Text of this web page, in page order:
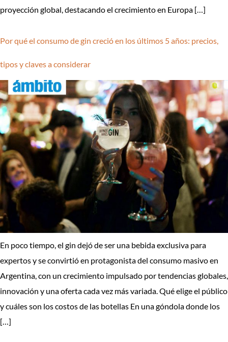
proyección global, destacando el crecimiento en Europa […]
Por qué el consumo de gin creció en los últimos 5 años: precios,
tipos y claves a considerar
En poco tiempo, el gin dejó de ser una bebida exclusiva para
expertos y se convirtió en protagonista del consumo masivo en
Argentina, con un crecimiento impulsado por tendencias globales,
innovación y una oferta cada vez más variada. Qué elige el público
y cuáles son los costos de las botellas En una góndola donde los
[…]